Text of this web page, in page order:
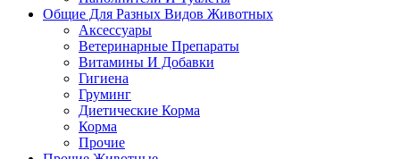
Общие Для Разных Видов Животных
Аксессуары
Ветеринарные Препараты
Витамины И Добавки
Гигиена
Груминг
Диетические Корма
Корма
Прочие